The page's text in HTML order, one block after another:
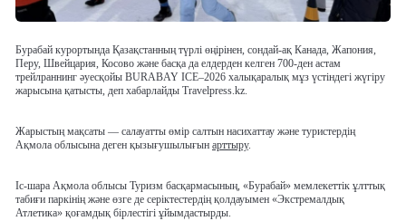
Бурабай курортында Қазақстанның түрлі өңірінен, сондай-ақ Канада, Жапония,
Перу, Швейцария, Косово және басқа да елдерден келген 700-ден астам
трейлраннинг әуесқойы BURABAY ICE–2026 халықаралық мұз үстіндегі жүгіру
жарысына қатысты, деп хабарлайды Travelpress.kz.
Жарыстың мақсаты — салауатты өмір салтын насихаттау және туристердің
Ақмола облысына деген қызығушылығын арттыру.
Іс-шара Ақмола облысы Туризм басқармасының, «Бурабай» мемлекеттік ұлттық
табиғи паркінің және өзге де серіктестердің қолдауымен «Экстремалдық
Атлетика» қоғамдық бірлестігі ұйымдастырды.